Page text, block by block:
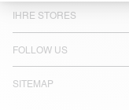
IHRE STORES
FOLLOW US
SITEMAP